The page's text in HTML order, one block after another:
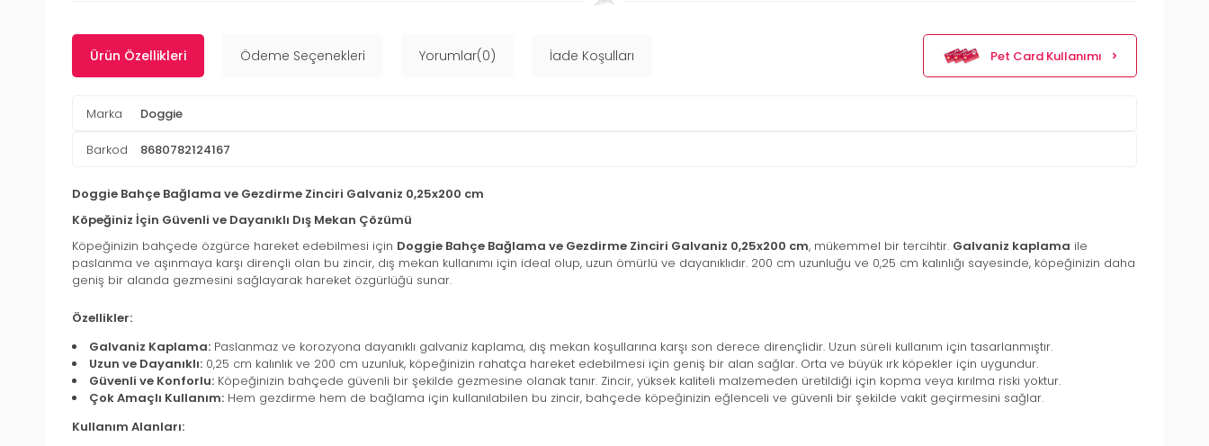
Ürün Özellikleri Ödeme Seçenekleri Yorumlar(0) İade Koşulları Pet Card Kullanımı
Marka Doggie
Barkod 8680782124167
Doggie Bahçe Bağlama ve Gezdirme Zinciri Galvaniz 0,25x200 cm
Köpeğiniz İçin Güvenli ve Dayanıklı Dış Mekan Çözümü
Köpeğinizin bahçede özgürce hareket edebilmesi için Doggie Bahçe Bağlama ve Gezdirme Zinciri Galvaniz 0,25x200 cm, mükemmel bir tercihtir. Galvaniz kaplama ile
paslanma ve aşınmaya karşı dirençli olan bu zincir, dış mekan kullanımı için ideal olup, uzun ömürlü ve dayanıklıdır. 200 cm uzunluğu ve 0,25 cm kalınlığı sayesinde, köpeğinizin daha
geniş bir alanda gezmesini sağlayarak hareket özgürlüğü sunar.
Özellikler:
Galvaniz Kaplama: Paslanmaz ve korozyona dayanıklı galvaniz kaplama, dış mekan koşullarına karşı son derece dirençlidir. Uzun süreli kullanım için tasarlanmıştır.
Uzun ve Dayanıklı: 0,25 cm kalınlık ve 200 cm uzunluk, köpeğinizin rahatça hareket edebilmesi için geniş bir alan sağlar. Orta ve büyük ırk köpekler için uygundur.
Güvenli ve Konforlu: Köpeğinizin bahçede güvenli bir şekilde gezmesine olanak tanır. Zincir, yüksek kaliteli malzemeden üretildiği için kopma veya kırılma riski yoktur.
Çok Amaçlı Kullanım: Hem gezdirme hem de bağlama için kullanılabilen bu zincir, bahçede köpeğinizin eğlenceli ve güvenli bir şekilde vakit geçirmesini sağlar.
Kullanım Alanları: